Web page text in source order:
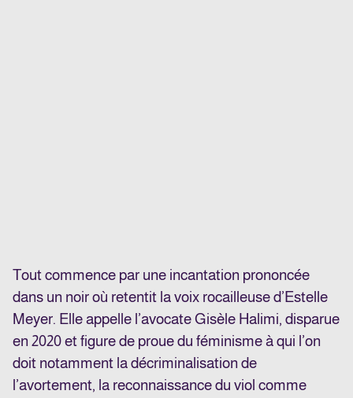
Tout commence par une incantation prononcée
dans un noir où retentit la voix rocailleuse d’Estelle
Meyer. Elle appelle l’avocate Gisèle Halimi, disparue
en 2020 et figure de proue du féminisme à qui l’on
doit notamment la décriminalisation de
l’avortement, la reconnaissance du viol comme